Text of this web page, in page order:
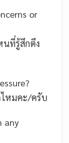
or
นที่รู้สึกตึง
หมคะ/ครับ
any